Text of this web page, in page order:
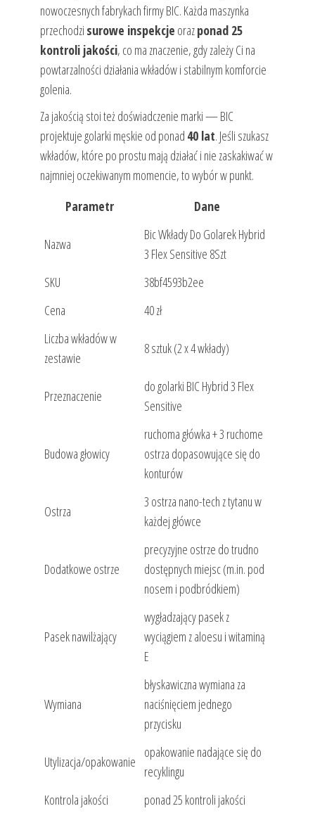
nowoczesnych fabrykach firmy BIC. Każda maszynka
przechodzi surowe inspekcje orazponad 25
kontroli jakości, co ma znaczenie, gdy zależy Ci na
powtarzalności działania wkładów i stabilnym komforcie
golenia.
Za jakością stoi też doświadczenie marki — BIC
projektuje golarki męskie od ponad 40 lat. Jeśli szukasz
wkładów, które po prostu mają działać i nie zaskakiwać w
najmniej oczekiwanym momencie, to wybór w punkt.
Parametr
Dane
Nazwa
Bic Wkłady Do Golarek Hybrid
3 Flex Sensitive 8Szt
SKU
38bf4593b2ee
Cena
40 zł
Liczba wkładów w
zestawie
8 sztuk (2 x 4 wkłady)
Przeznaczenie
do golarki BIC Hybrid 3 Flex
Sensitive
Budowa głowicy
ruchoma główka + 3 ruchome
ostrza dopasowujące się do
konturów
Ostrza
3 ostrza nano-tech z tytanu w
każdej główce
Dodatkowe ostrze
precyzyjne ostrze do trudno
dostępnych miejsc (m.in. pod
nosem i podbródkiem)
Pasek nawilżający
wygładzający pasek z
wyciągiem z aloesu i witaminą
E
Wymiana
błyskawiczna wymiana za
naciśnięciem jednego
przycisku
Utylizacja/opakowanie
opakowanie nadające się do
recyklingu
Kontrola jakości
ponad 25 kontroli jakości